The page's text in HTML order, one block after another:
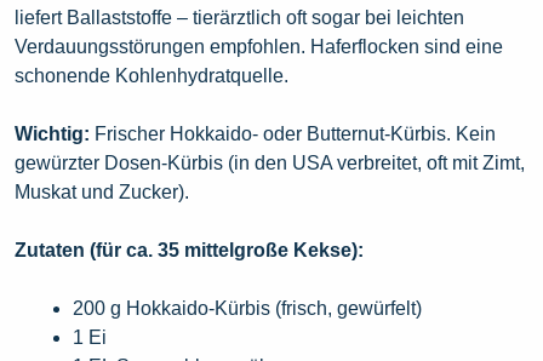
liefert Ballaststoffe – tierärztlich oft sogar bei leichten
Verdauungsstörungen empfohlen. Haferflocken sind eine
schonende Kohlenhydratquelle.
Wichtig: Frischer Hokkaido- oder Butternut-Kürbis. Kein
gewürzter Dosen-Kürbis (in den USA verbreitet, oft mit Zimt,
Muskat und Zucker).
Zutaten (für ca. 35 mittelgroße Kekse):
200 g Hokkaido-Kürbis (frisch, gewürfelt)
1 Ei